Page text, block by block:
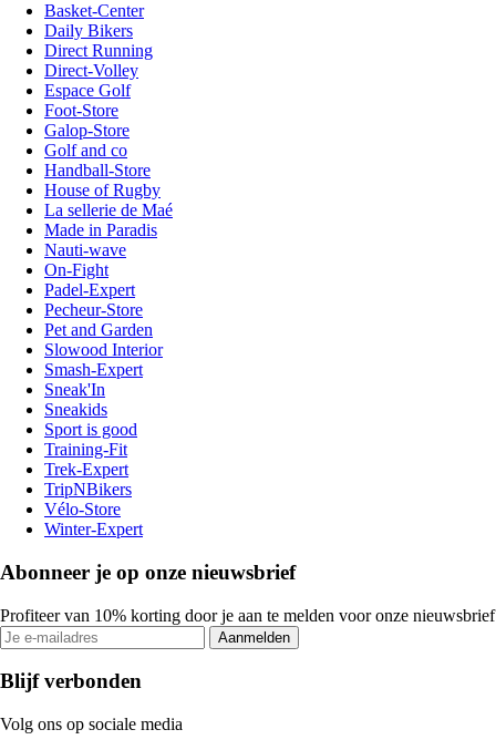
Basket-Center
Daily Bikers
Direct Running
Direct-Volley
Espace Golf
Foot-Store
Galop-Store
Golf and co
Handball-Store
House of Rugby
La sellerie de Maé
Made in Paradis
Nauti-wave
On-Fight
Padel-Expert
Pecheur-Store
Pet and Garden
Slowood Interior
Smash-Expert
Sneak'In
Sneakids
Sport is good
Training-Fit
Trek-Expert
TripNBikers
Vélo-Store
Winter-Expert
Abonneer je op onze nieuwsbrief
Profiteer van 10% korting door je aan te melden voor onze nieuwsbrief
Aanmelden
Blijf verbonden
Volg ons op sociale media